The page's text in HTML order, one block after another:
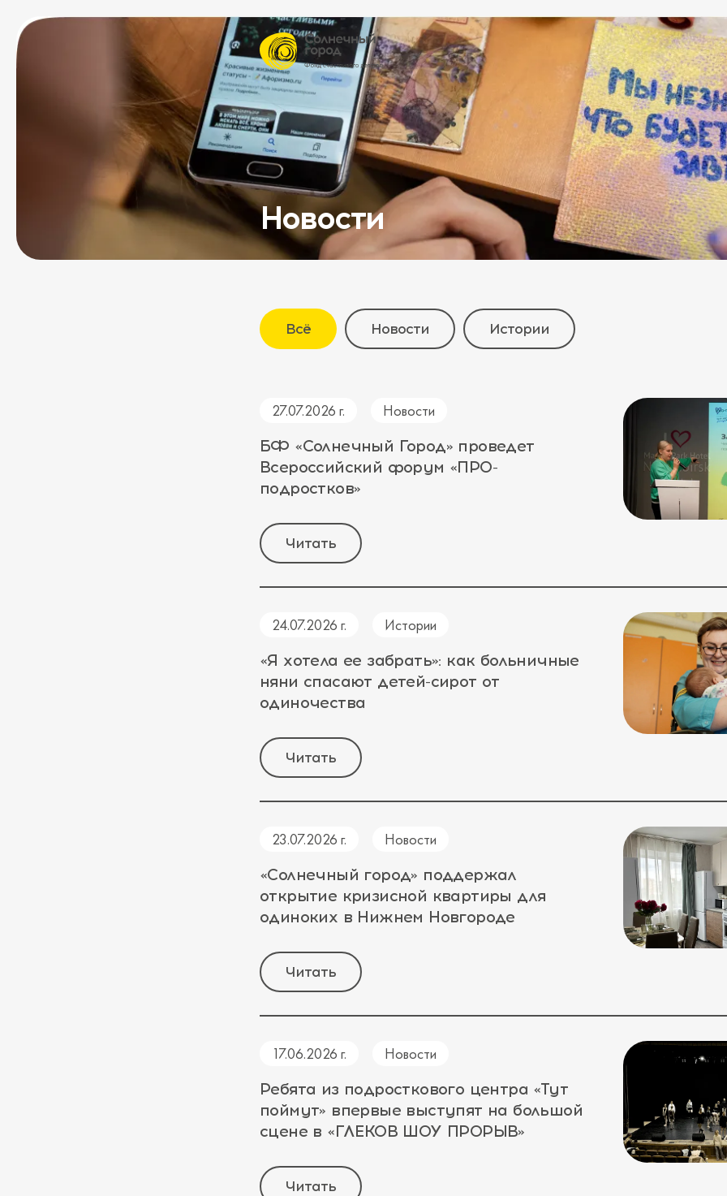
Новости
Всё Новости Истории
27.07.2026 г. Новости
БФ «Солнечный Город» проведет
Всероссийский форум «ПРО-
подростков»
Читать
24.07.2026 г. Истории
«Я хотела ее забрать»: как больничные
няни спасают детей-сирот от
одиночества
Читать
23.07.2026 г. Новости
«Солнечный город» поддержал
открытие кризисной квартиры для
одиноких в Нижнем Новгороде
Читать
17.06.2026 г. Новости
Ребята из подросткового центра «Тут
поймут» впервые выступят на большой
сцене в «ГЛЕКОВ ШОУ ПРОРЫВ»
Читать